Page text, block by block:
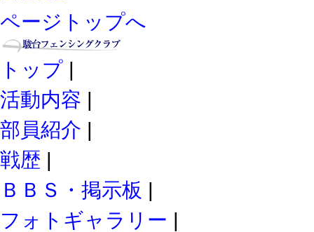
ページトップへ
トップ |
活動内容 |
部員紹介 |
戦歴 |
ＢＢＳ・掲示板 |
フォトギャラリー |